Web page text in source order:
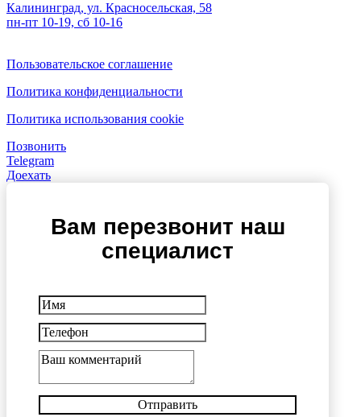
Калининград, ул. Красносельская, 58
пн-пт 10-19, сб 10-16
Пользовательское соглашение
Политика конфиденциальности
Политика использования cookie
Позвонить
Telegram
Доехать
Вам перезвонит наш
специалист
Отправить